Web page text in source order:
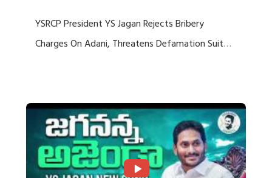
YSRCP President YS Jagan Rejects Bribery
Charges On Adani, Threatens Defamation Suit